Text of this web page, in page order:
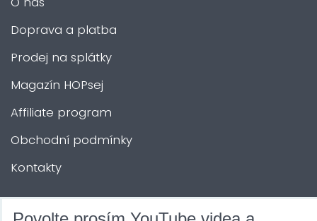
Doprava a platba
Prodej na splátky
Magazín HOPsej
Affiliate program
Obchodní podmínky
Kontakty